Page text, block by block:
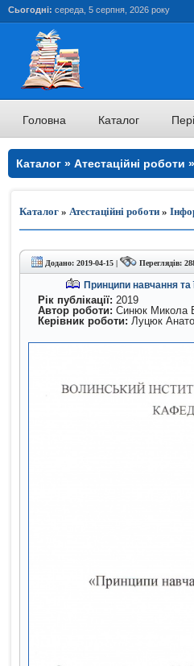
Сьогодні: середа, 5 серпня, 2026 року
Головна Каталог
Каталог » Атестаційні роботи
Каталог » Атестаційні роботи »
Додано: 2019-04-15 | Переглядів:
Принципи навчання та
Рік публікації: 2019
Автор роботи: Синюк Микола
Керівник роботи: Луцюк